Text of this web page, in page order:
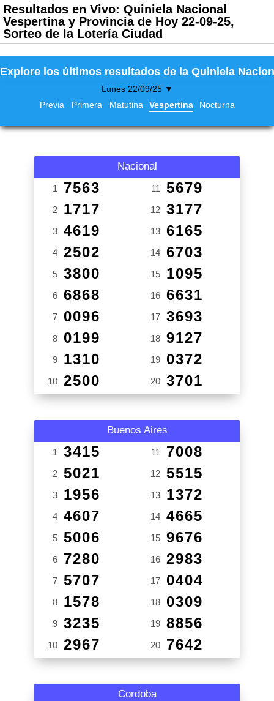
Resultados en Vivo: Quiniela Nacional
Vespertina y Provincia de Hoy 22-09-25,
Sorteo de la Lotería Ciudad
Explore los últimos resultados de la Quiniela
Lunes 22/09/25 ▼
Previa
Primera Matutina Vespertina Nocturna
Nacional
1 7563
2 1717
3 4619
4 2502
5 3800
6 6868
7 0096
8 0199
9 1310
10 2500
11 5679
12 3177
13 6165
14 6703
15 1095
16 6631
17 3693
18 9127
19 0372
20 3701
Buenos Aires
1 3415
2 5021
3 1956
4 4607
5 5006
6 7280
7 5707
8 1578
9 3235
10 2967
11 7008
12 5515
13 1372
14 4665
15 9676
16 2983
17 0404
18 0309
19 8856
20 7642
Cordoba